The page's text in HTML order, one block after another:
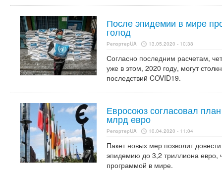
После эпидемии в мире
голод
РепортерUA 13.05.2020 - 10:38
Согласно последним расчетам,
уже в этом, 2020 году, могут
последствий COVID19.
Евросоюз согласовал
млрд евро
РепортерUA 10.04.2020 - 11:04
Пакет новых мер позволит
эпидемию до 3,2 триллиона евро,
программой в мире.